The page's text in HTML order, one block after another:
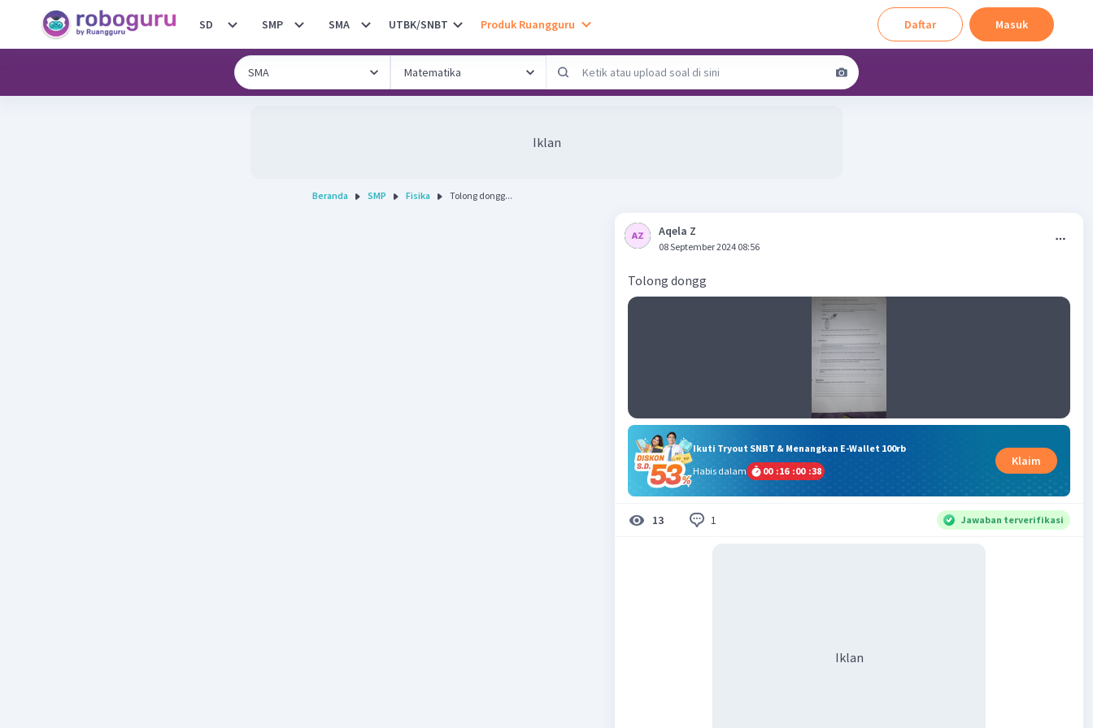
SD SMP SMA UTBK/SNBT Produk Ruangguru Daftar Masuk
Iklan
Beranda SMP Fisika Tolong dongg...
Aqela Z
08 September 2024 08:56
Tolong dongg
Ikuti Tryout SNBT & Menangkan E-Wallet 100rb
Habis dalam
00 :16 :00 :37
Klaim
13 1 Jawaban terverifikasi
Iklan